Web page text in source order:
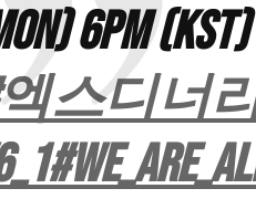
6PM
스디너